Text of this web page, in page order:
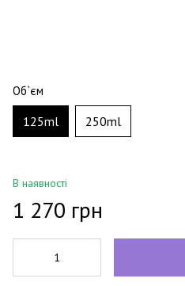
Об`єм
125ml 250ml
В наявності
1 270 грн